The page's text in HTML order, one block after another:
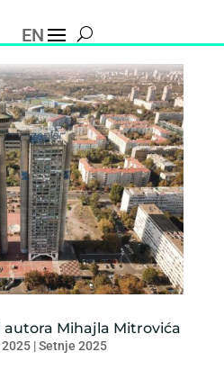
EN
autora Mihajla Mitrovića
|Setnje 2025